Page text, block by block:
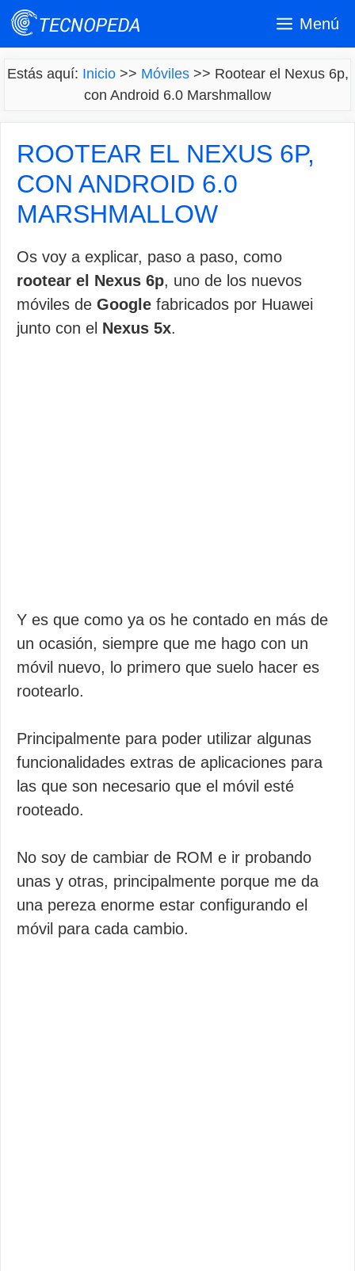
Saltar
Menú
Estás aquí: Inicio>> Móviles>> Rootear el Nexus 6p,
con Android 6.0 Marshmallow
ROOTEAR EL NEXUS 6P,
CON ANDROID 6.0
MARSHMALLOW
Os voy a explicar, paso a paso, como
rootear el Nexus 6p, uno de los nuevos
móviles de Google fabricados por Huawei
junto con el Nexus 5x.
Y es que como ya os he contado en más de
un ocasión, siempre que me hago con un
móvil nuevo, lo primero que suelo hacer es
rootearlo.
Principalmente para poder utilizar algunas
funcionalidades extras de aplicaciones para
las que son necesario que el móvil esté
rooteado.
No soy de cambiar de ROM e ir probando
unas y otras, principalmente porque me da
una pereza enorme estar configurando el
móvil para cada cambio.